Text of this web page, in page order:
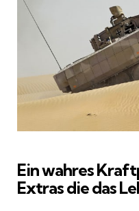
Ein wahres
Extras die das